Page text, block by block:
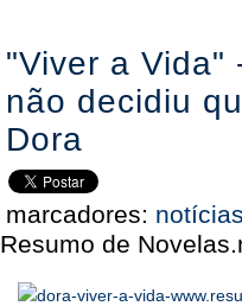
"Viver a Vida"
não decidiu
Dora
marcadores:
Resumo de